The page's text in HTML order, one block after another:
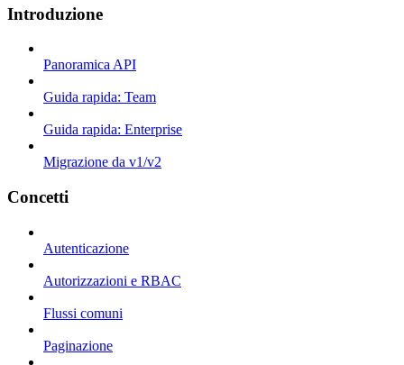
Introduzione
Panoramica API
Guida rapida: Team
Guida rapida: Enterprise
Migrazione da v1/v2
Concetti
Autenticazione
Autorizzazioni e RBAC
Flussi comuni
Paginazione